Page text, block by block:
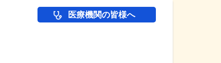
医療機関の皆様へ